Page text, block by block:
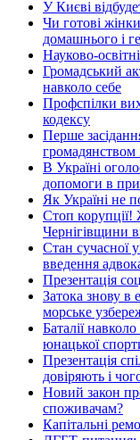
У Києві
Чи готові
домашнього і
Науково-
Громадський
навколо себе
Профспілки
кодексу
Перше
громадянством
В Україні
допомоги в
Як Україні не
Стоп корупції!
Чернігівщини
Стан сучасної
введення
Презентація
Затока знову в
морське
Баталії
юнацької
Презентація
довіряють і
Новий закон
споживачам?
Капітальні